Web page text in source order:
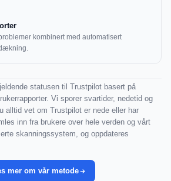
kombinert med automatisert
statusen til Trustpilot basert på
Vi sporer svartider, nedetid og
alltid vet om Trustpilot er nede eller har
inn fra brukere over hele verden og vårt
skanningssystem, og oppdateres
mer om vår metode